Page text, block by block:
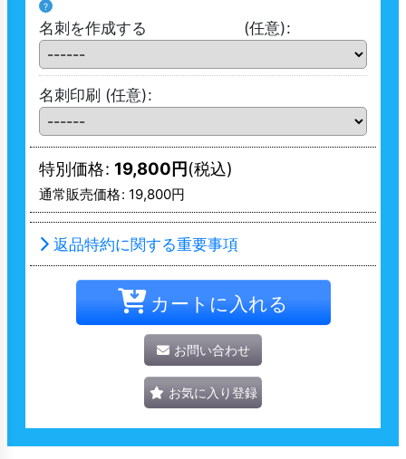
?
名刺を作成する (任意):
名刺印刷 (任意):
特別価格: 19,800円(税込)
通常販売価格: 19,800円
返品特約に関する重要事項
カートに入れる
お問い合わせ
お気に入り登録